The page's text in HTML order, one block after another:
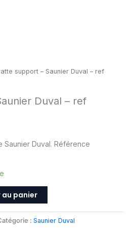
support – Saunier Duval – ref
Duval – ref
Saunier Duval. Référence
panier
: Saunier Duval